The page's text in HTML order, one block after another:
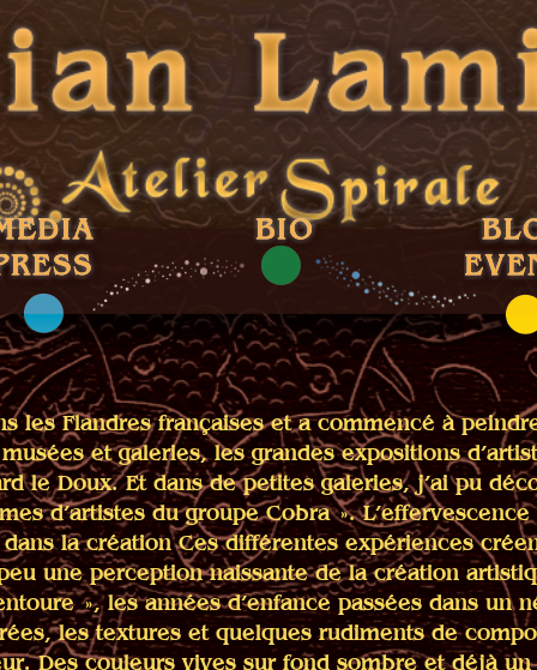
les Flandres françaises et a commencé à
et galeries, les grandes expositions
le Doux. Et dans de petites galeries, j’ai pu
d’artistes du groupe Cobra ».
la créationCes différentes expériences
une perception naissante de la création
», les années d’enfance passées dans un
les textures et quelques rudiments de
Des couleurs vives sur fond sombre et déjà